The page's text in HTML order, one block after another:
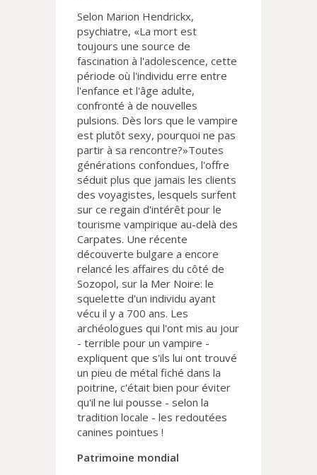
Selon Marion Hendrickx,
psychiatre, «La mort est
toujours une source de
fascination à l'adolescence, cette
période où l'individu erre entre
l'enfance et l'âge adulte,
confronté à de nouvelles
pulsions. Dès lors que le vampire
est plutôt sexy, pourquoi ne pas
partir à sa rencontre?»Toutes
générations confondues, l'offre
séduit plus que jamais les clients
des voyagistes, lesquels surfent
sur ce regain d'intérêt pour le
tourisme vampirique au-delà des
Carpates. Une récente
découverte bulgare a encore
relancé les affaires du côté de
Sozopol, sur la Mer Noire: le
squelette d'un individu ayant
vécu il y a 700 ans. Les
archéologues qui l'ont mis au jour
- terrible pour un vampire -
expliquent que s'ils lui ont trouvé
un pieu de métal fiché dans la
poitrine, c'était bien pour éviter
qu'il ne lui pousse - selon la
tradition locale - les redoutées
canines pointues !
Patrimoine mondial